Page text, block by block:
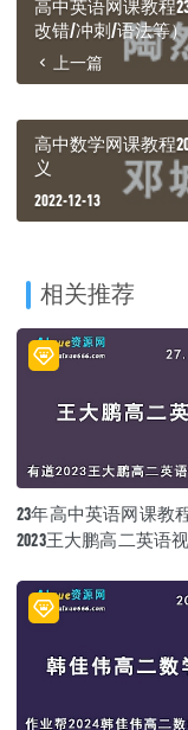
高中英语网课教程
改错/冲刺/语法等）
上一篇
高中数学网课教程
义
2022-12-13
相关推荐
23年高中英语网课教
2023王大鹏高二英语